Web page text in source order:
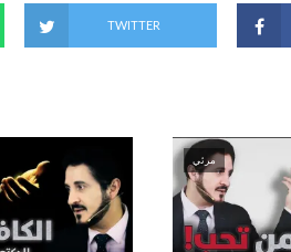
TWITTER
مرئي